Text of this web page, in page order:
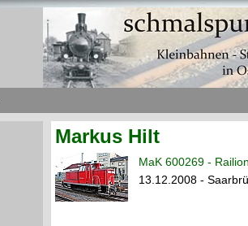
Markus Hilt
MaK 600269 -
13.12.2008 -